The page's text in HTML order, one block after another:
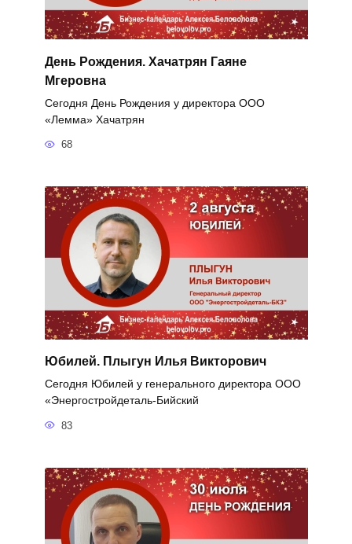
День Рождения. Хачатрян Гаяне
Мгеровна
Сегодня День Рождения у директора ООО
«Лемма» Хачатрян
68
Юбилей. Плыгун Илья Викторович
Сегодня Юбилей у генерального директора ООО
«Энергостройдеталь-Бийский
83